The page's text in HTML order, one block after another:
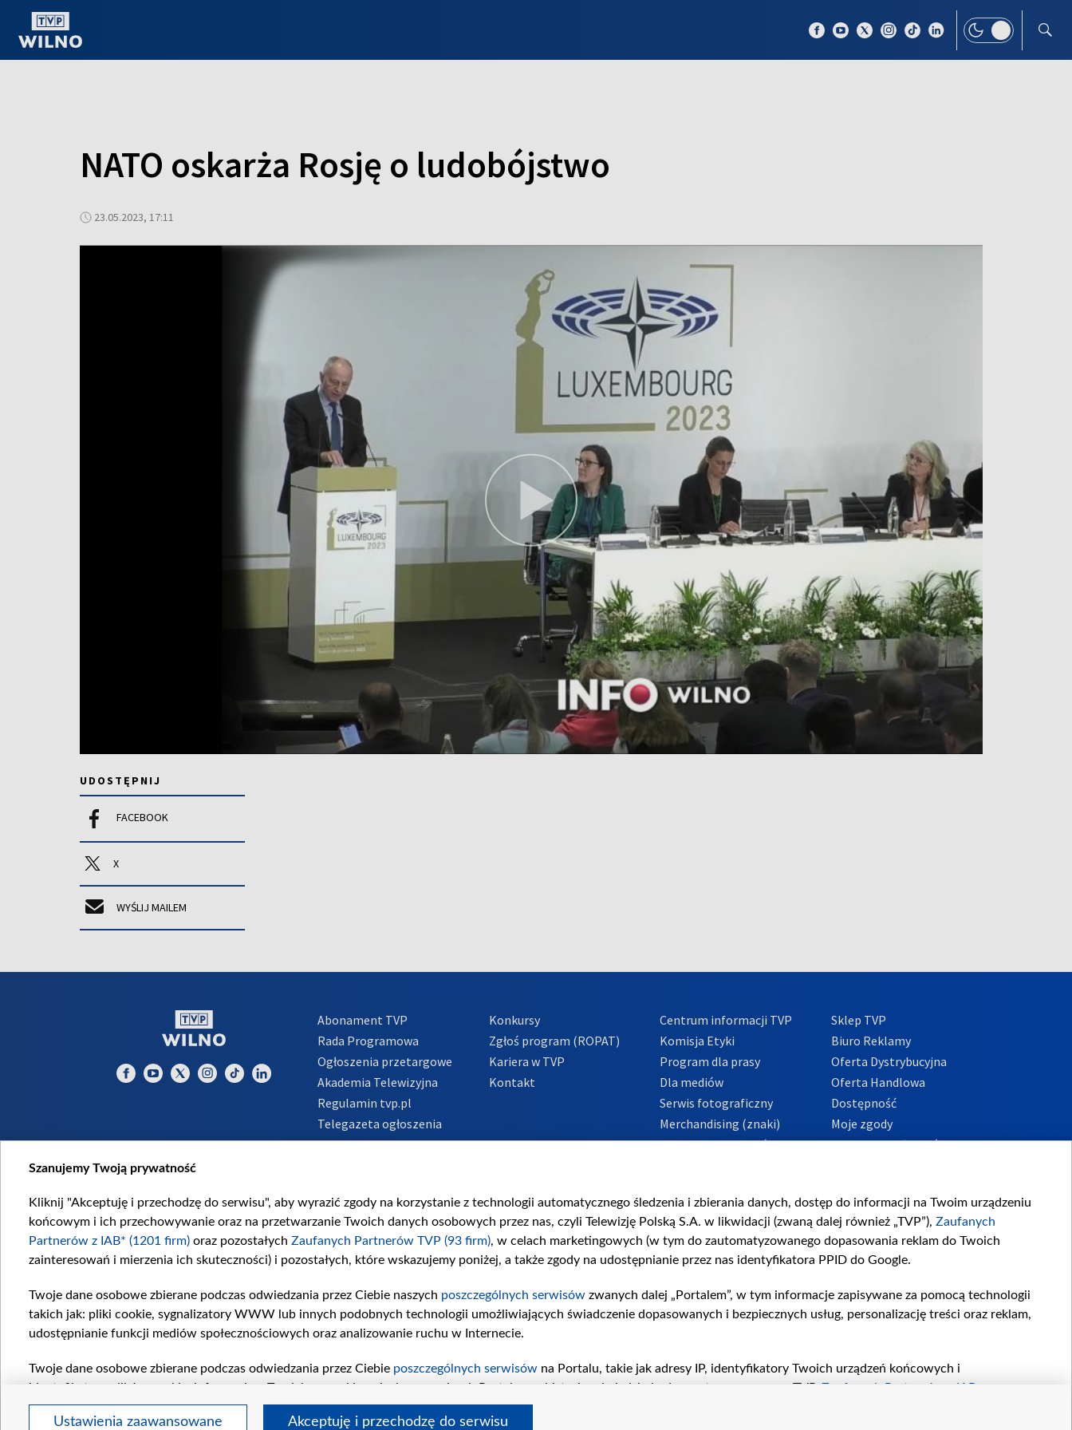
NATO oskarża Rosję o ludobójstwo
23.05.2023, 17:11
UDOSTĘPNIJ
FACEBOOK
X
WYŚLIJ MAILEM
Abonament TVP
Rada Programowa
Ogłoszenia przetargowe
Akademia Telewizyjna
Regulamin tvp.pl
Telegazeta ogłoszenia
Informacje o nadawcy
Konkursy
Zgłoś program (ROPAT)
Kariera w TVP
Kontakt
Centrum informacji TVP
Komisja Etyki
Program dla prasy
Dla mediów
Serwis fotograficzny
Merchandising (znaki)
Polityka Prywatności
Sklep TVP
Biuro Reklamy
Oferta Dystrybucyjna
Oferta Handlowa
Dostępność
Moje zgody
Procedura zgłoszeń
Szanujemy Twoją prywatność
Kliknij "Akceptuję i przechodzę do serwisu", aby wyrazić zgody na korzystanie z technologii automatycznego śledzenia i zbierania danych, dostęp do informacji na Twoim urządzeniu
końcowym i ich przechowywanie oraz na przetwarzanie Twoich danych osobowych przez nas, czyli Telewizję Polską S.A. w likwidacji (zwaną dalej również „TVP”), Zaufanych
Partnerów z IAB* (1201 firm) oraz pozostałych Zaufanych Partnerów TVP (93 firm), w celach marketingowych (w tym do zautomatyzowanego dopasowania reklam do Twoich
zainteresowań i mierzenia ich skuteczności) i pozostałych, które wskazujemy poniżej, a także zgody na udostępnianie przez nas identyfikatora PPID do Google.
Twoje dane osobowe zbierane podczas odwiedzania przez Ciebie naszych poszczególnych serwisów zwanych dalej „Portalem”, w tym informacje zapisywane za pomocą technologii
takich jak: pliki cookie, sygnalizatory WWW lub innych podobnych technologii umożliwiających świadczenie dopasowanych i bezpiecznych usług, personalizację treści oraz reklam,
udostępnianie funkcji mediów społecznościowych oraz analizowanie ruchu w Internecie.
Twoje dane osobowe zbierane podczas odwiedzania przez Ciebie poszczególnych serwisów na Portalu, takie jak adresy IP, identyfikatory Twoich urządzeń końcowych i
identyfikatory plików cookie, informacje o Twoich wyszukiwaniach w serwisach Portalu czy historia odwiedzin będą przetwarzane przez TVP, Zaufanych Partnerów z IAB
pozostałychZaufanych Partnerów TVP
dla realizacji następujących celów i funkcji: przechowywania informacji na urządzeniu lub dostęp do nich, wyboru podstawowych reklam,
wyboru spersonalizowanych reklam, tworzenia profilu spersonalizowanych reklam, tworzenia profilu spersonalizowanych treści, wyboru spersonalizowanych treści, pomiaru
Ustawienia zaawansowane Akceptuję i przechodzę do serwisu